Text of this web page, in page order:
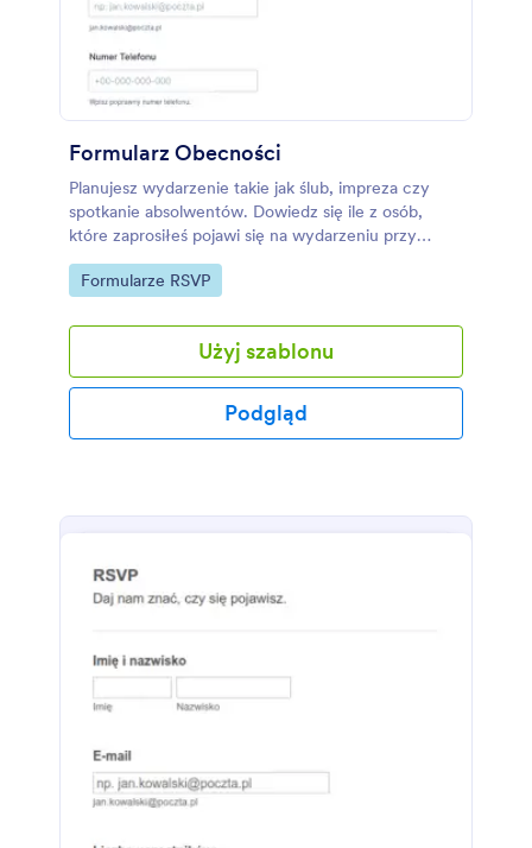
Formularz Obecności
Planujesz wydarzenie takie jak ślub, impreza czy
spotkanie absolwentów. Dowiedz się ile z osób,
które zaprosiłeś pojawi się na wydarzeniu przy
pomocy tego formularza obecności. Ten formularz
obecności jest bardzo prosty i pyta tylko o imię,
zaproszonych o podanie powodu nieobecności w
tym szablonie formularza obecności.
Go to Category:
Formularze RSVP
Użyj szablonu
Podgląd